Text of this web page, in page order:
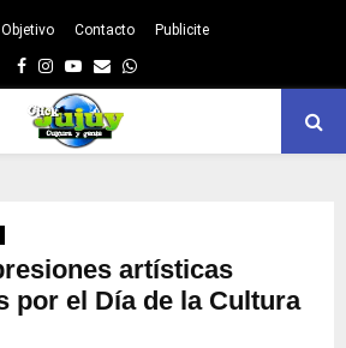
Contacto Publicite
Facebook
Instagram
Youtube
EmailWhatsapp
artísticas
por el Día de la Cultura